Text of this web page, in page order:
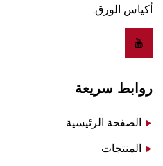
أكياس الورق.
روابط سريعة
الصفحة الرئيسية
المنتجات